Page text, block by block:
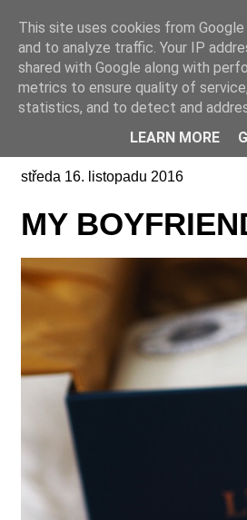
Online casino CZ
středa 16. listopadu 2016
MY
This site uses cookies from
and to analyze traffic. Your IP
shared with Google along with
metrics to ensure quality of
statistics, and to detect and
LEARN MORE